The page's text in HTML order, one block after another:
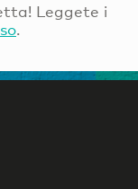
Leggete i
.